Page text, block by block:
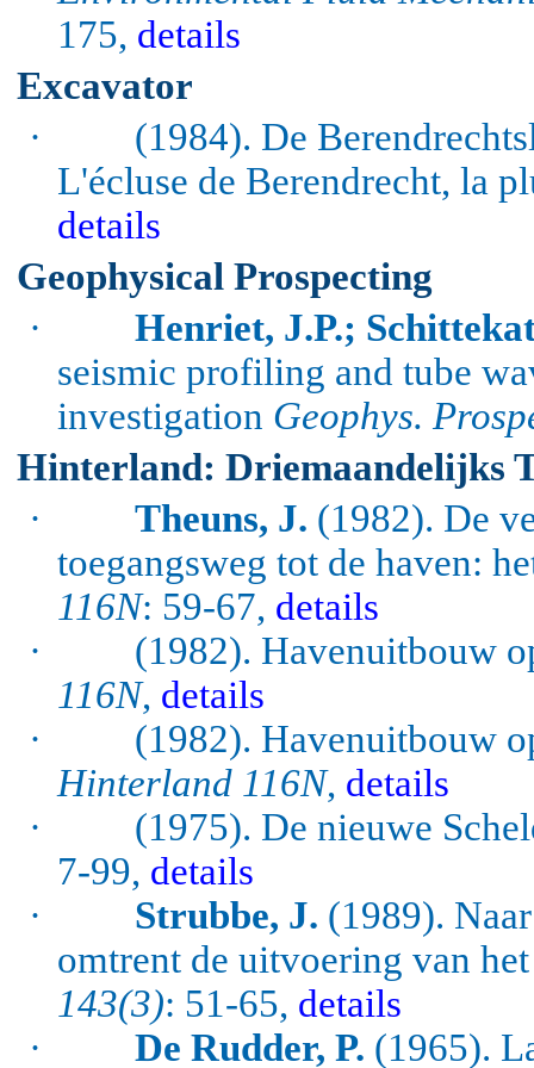
175, details
Excavator
·
(1984). De
L'écluse de Berendrecht, la
details
Geophysical Prospecting
·
Henriet, J.P.;
seismic profiling and tube
investigation Geophys.
Hinterland: Driemaandelijks
·
Theuns, J. (1982). De
toegangsweg tot de haven:
116N: 59-67, details
·
(1982). Havenuitbouw
116N, details
·
(1982). Havenuitbouw
Hinterland 116N, details
·
(1975). De nieuwe
7-99, details
·
Strubbe, J. (1989).
omtrent de uitvoering van
143(3): 51-65, details
·
De Rudder, P. (1965).